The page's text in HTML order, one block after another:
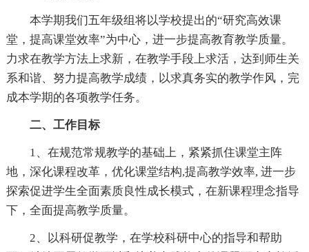
本学期我们五年级组将以学校提出的“研究高效课
堂，提高课堂效率”为中心，进一步提高教育教学质量。
力求在教学方法上求新，在教学手段上求活，达到师生关
系和谐、努力提高教学成绩，以求真务实的教学作风，完
成本学期的各项教学任务。
二、工作目标
1、在规范常规教学的基础上，紧紧抓住课堂主阵
地，深化课程改革，优化课堂结构,提高教学效率, 进一步
探索促进学生全面素质良性成长模式，在新课程理念指导
下，全面提高教学质量。
2、以科研促教学，在学校科研中心的指导和帮助